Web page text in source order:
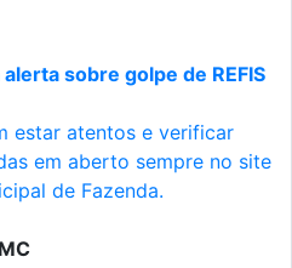
sobre golpe de REFIS
estar atentos e verificar
em aberto sempre no site
de Fazenda.